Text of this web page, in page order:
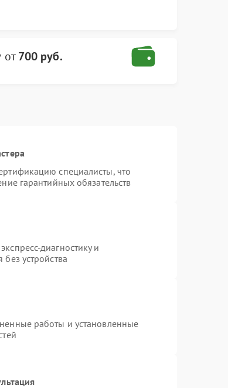
от700 руб.
специалисты, что
гарантийных обязательств
диагностику и
устройства
работы и установленные